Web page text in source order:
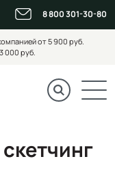
8 800 301-30-80
от 5 900 руб.
000 руб.